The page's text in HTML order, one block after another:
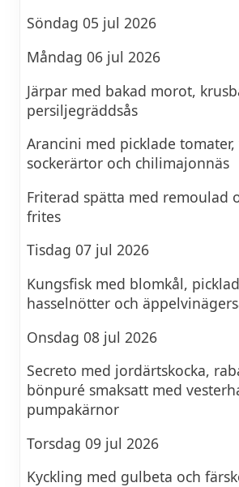
Söndag 05 jul 2026
Måndag 06 jul 2026
Järpar med bakad morot,
persiljegräddsås
Arancini med picklade tomater,
sockerärtor och chilimajonnäs
Friterad spätta med remoulad
frites
Tisdag 07 jul 2026
Kungsfisk med blomkål,
hasselnötter och
Onsdag 08 jul 2026
Secreto med jordärtskocka,
bönpuré smaksatt med
pumpakärnor
Torsdag 09 jul 2026
Kyckling med gulbeta och